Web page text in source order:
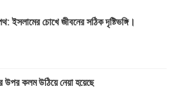
ইসলামের চোখে জীবনের সঠিক দৃষ্টিভঙ্গি।
উপর কলম উঠিয়ে নেয়া হয়েছে